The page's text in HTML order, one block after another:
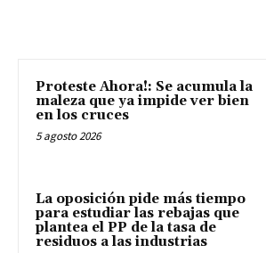
Proteste Ahora!: Se acumula la
maleza que ya impide ver bien
en los cruces
5 agosto 2026
La oposición pide más tiempo
para estudiar las rebajas que
plantea el PP de la tasa de
residuos a las industrias